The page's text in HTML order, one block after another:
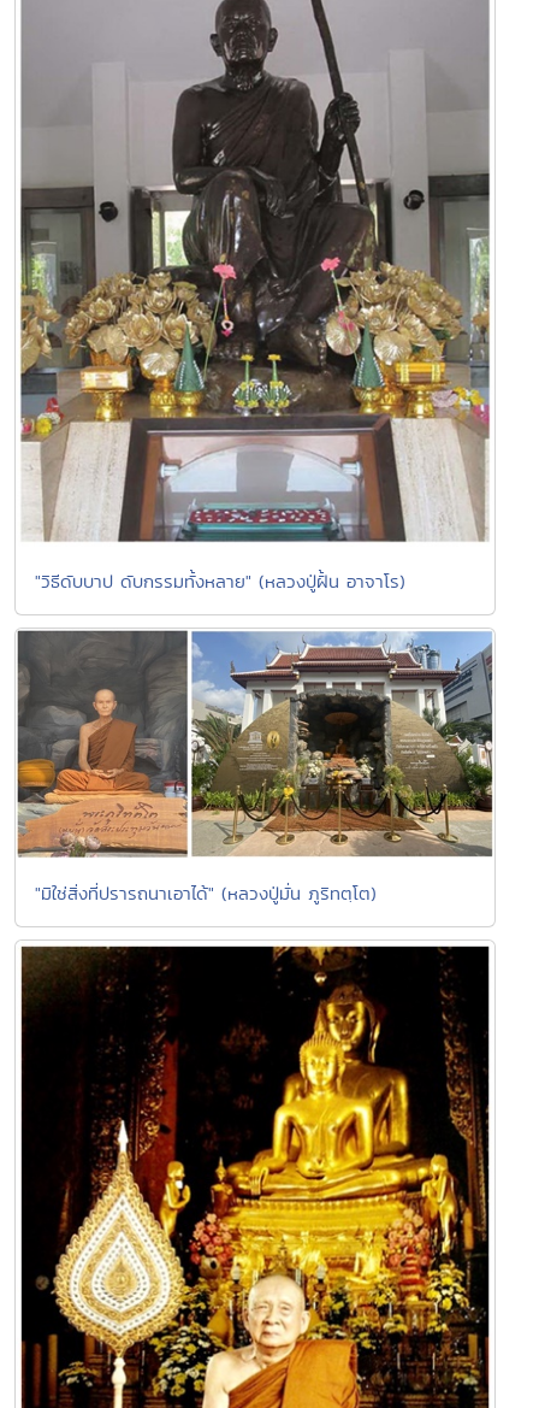
"วิธีดับบาป ดับกรรมทั้งหลาย" (หลวงปู่ฝั้น อาจาโร)
"มิใช่สิ่งที่ปรารถนาเอาได้" (หลวงปู่มั่น ภูริทตฺโต)